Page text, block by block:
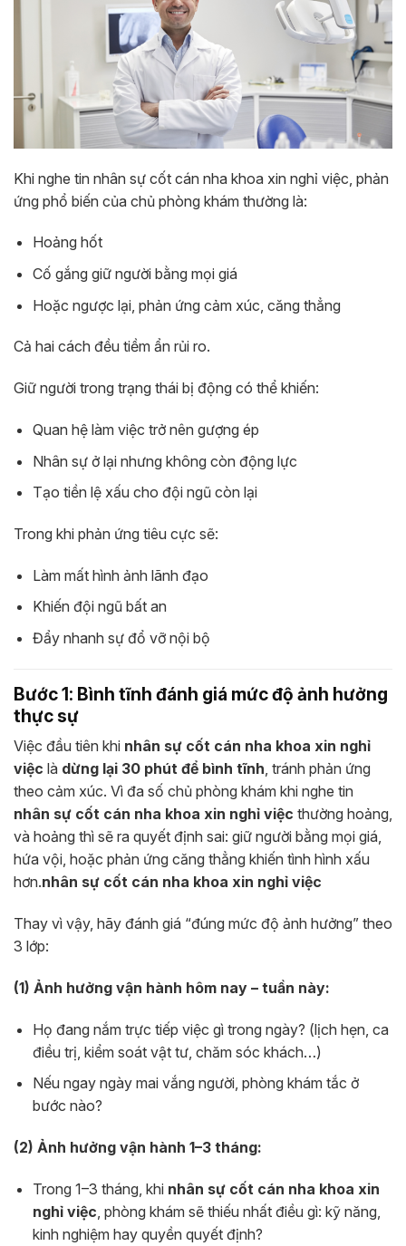
Khi nghe tin nhân sự cốt cán nha khoa xin nghỉ việc, phản
ứng phổ biến của chủ phòng khám thường là:
Hoảng hốt
Cố gắng giữ người bằng mọi giá
Hoặc ngược lại, phản ứng cảm xúc, căng thẳng
Cả hai cách đều tiềm ẩn rủi ro.
Giữ người trong trạng thái bị động có thể khiến:
Quan hệ làm việc trở nên gượng ép
Nhân sự ở lại nhưng không còn động lực
Tạo tiền lệ xấu cho đội ngũ còn lại
Trong khi phản ứng tiêu cực sẽ:
Làm mất hình ảnh lãnh đạo
Khiến đội ngũ bất an
Đẩy nhanh sự đổ vỡ nội bộ
Bước 1: Bình tĩnh đánh giá mức độ ảnh hưởng
thực sự
Việc đầu tiên khi nhân sự cốt cán nha khoa xin nghỉ
việc là dừng lại 30 phút để bình tĩnh, tránh phản ứng
theo cảm xúc. Vì đa số chủ phòng khám khi nghe tin
nhân sự cốt cán nha khoa xin nghỉ việc thường hoảng,
và hoảng thì sẽ ra quyết định sai: giữ người bằng mọi giá,
hứa vội, hoặc phản ứng căng thẳng khiến tình hình xấu
hơn.nhân sự cốt cán nha khoa xin nghỉ việc
Thay vì vậy, hãy đánh giá “đúng mức độ ảnh hưởng” theo
3 lớp:
(1) Ảnh hưởng vận hành hôm nay – tuần này:
Họ đang nắm trực tiếp việc gì trong ngày? (lịch hẹn, ca
điều trị, kiểm soát vật tư, chăm sóc khách…)
Nếu ngay ngày mai vắng người, phòng khám tắc ở
bước nào?
(2) Ảnh hưởng vận hành 1–3 tháng:
Trong 1–3 tháng, khi nhân sự cốt cán nha khoa xin
nghỉ việc, phòng khám sẽ thiếu nhất điều gì: kỹ năng,
kinh nghiệm hay quyền quyết định?